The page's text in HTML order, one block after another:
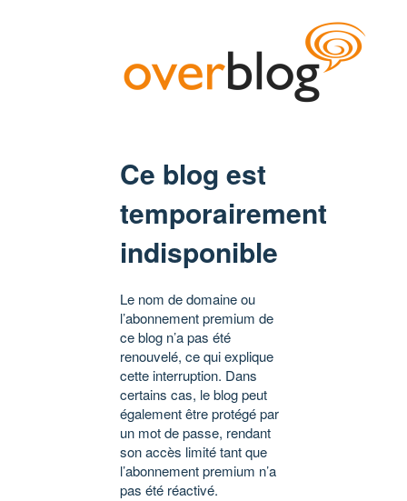
Ce blog est
temporairement
indisponible
Le nom de domaine ou
l’abonnement premium de
ce blog n’a pas été
renouvelé, ce qui explique
cette interruption. Dans
certains cas, le blog peut
également être protégé par
un mot de passe, rendant
son accès limité tant que
l’abonnement premium n’a
pas été réactivé.